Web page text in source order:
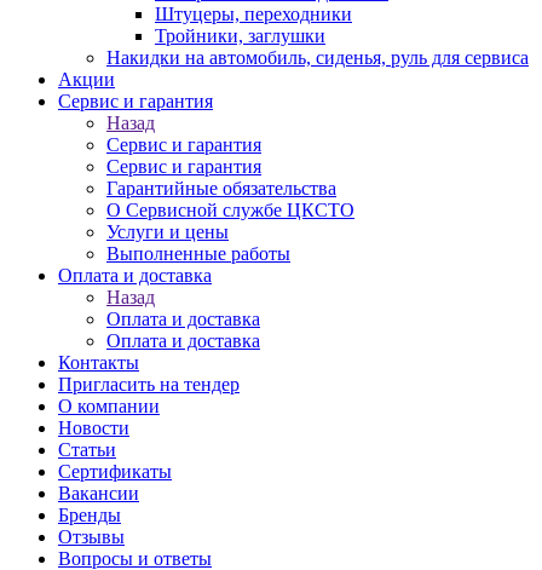
Штуцеры, переходники
Тройники, заглушки
Накидки на автомобиль, сиденья, руль для сервиса
Акции
Сервис и гарантия
Назад
Сервис и гарантия
Сервис и гарантия
Гарантийные обязательства
О Сервисной службе ЦКСТО
Услуги и цены
Выполненные работы
Оплата и доставка
Назад
Оплата и доставка
Оплата и доставка
Контакты
Пригласить на тендер
О компании
Новости
Статьи
Сертификаты
Вакансии
Бренды
Отзывы
Вопросы и ответы